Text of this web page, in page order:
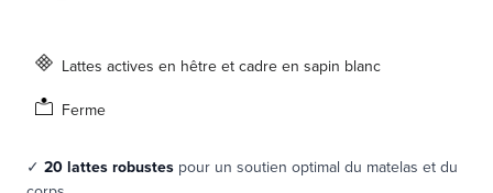
Lattes actives en hêtre et cadre en sapin blanc
Ferme
✓ 20 lattes robustes pour un soutien optimal du matelas et du